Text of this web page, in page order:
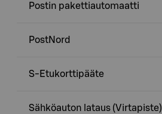
Postin pakettiautomaatti
PostNord
S-Etukorttipääte
Sähköauton lataus (Virtapiste)